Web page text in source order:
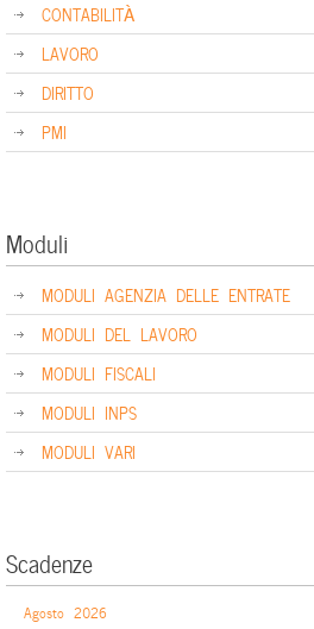
CONTABILITÀ
LAVORO
DIRITTO
PMI
Moduli
MODULI AGENZIA DELLE ENTRATE
MODULI DEL LAVORO
MODULI FISCALI
MODULI INPS
MODULI VARI
Scadenze
Agosto 2026